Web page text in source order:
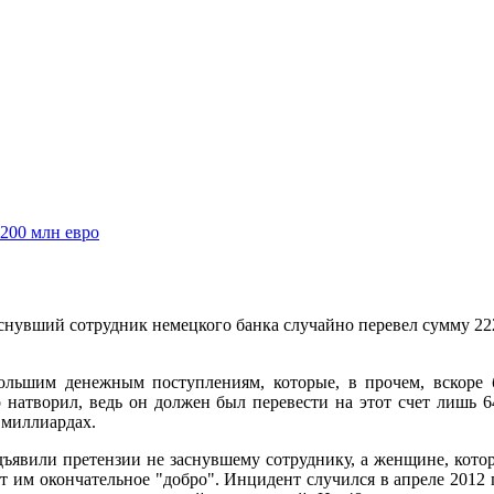
млн евро
сотрудник немецкого банка случайно перевел сумму
денежным поступлениям, которые, в прочем,
ведь он должен был перевести на этот счет лишь
претензии не заснувшему сотруднику, а женщине,
им окончательное "добро". Инцидент случился в апреле